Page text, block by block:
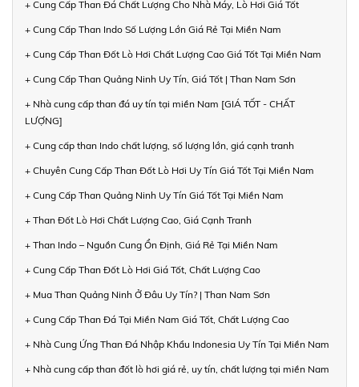
+ Cung Cấp Than Đá Chất Lượng Cho Nhà Máy, Lò Hơi Giá Tốt
+ Cung Cấp Than Indo Số Lượng Lớn Giá Rẻ Tại Miền Nam
+ Cung Cấp Than Đốt Lò Hơi Chất Lượng Cao Giá Tốt Tại Miền Nam
+ Cung Cấp Than Quảng Ninh Uy Tín, Giá Tốt | Than Nam Sơn
+ Nhà cung cấp than đá uy tín tại miền Nam [GIÁ TỐT - CHẤT
LƯỢNG]
+ Cung cấp than Indo chất lượng, số lượng lớn, giá cạnh tranh
+ Chuyên Cung Cấp Than Đốt Lò Hơi Uy Tín Giá Tốt Tại Miền Nam
+ Cung Cấp Than Quảng Ninh Uy Tín Giá Tốt Tại Miền Nam
+ Than Đốt Lò Hơi Chất Lượng Cao, Giá Cạnh Tranh
+ Than Indo – Nguồn Cung Ổn Định, Giá Rẻ Tại Miền Nam
+ Cung Cấp Than Đốt Lò Hơi Giá Tốt, Chất Lượng Cao
+ Mua Than Quảng Ninh Ở Đâu Uy Tín? | Than Nam Sơn
+ Cung Cấp Than Đá Tại Miền Nam Giá Tốt, Chất Lượng Cao
+ Nhà Cung Ứng Than Đá Nhập Khẩu Indonesia Uy Tín Tại Miền Nam
+ Nhà cung cấp than đốt lò hơi giá rẻ, uy tín, chất lượng tại miền Nam